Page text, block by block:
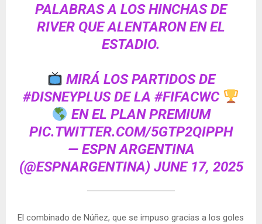
PALABRAS A LOS HINCHAS DE
RIVER QUE ALENTARON EN EL
ESTADIO.
MIRÁ LOS PARTIDOS DE
#DISNEYPLUSDE LA#FIFACWC
EN EL PLAN PREMIUM
PIC.TWITTER.COM/5GTP2QIPPH
— ESPN ARGENTINA
(@ESPNARGENTINA) JUNE 17, 2025
El combinado de Núñez, que se impuso gracias a los goles